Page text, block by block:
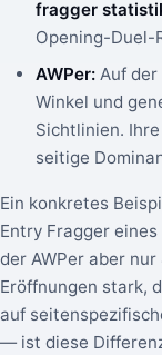
fragger
Opening-Duel-
AWPer: Auf
Winkel und
Sichtlinien.
seitige
Ein konkretes
Entry Fragger
der AWPer aber
Eröffnungen stark,
auf
— ist diese